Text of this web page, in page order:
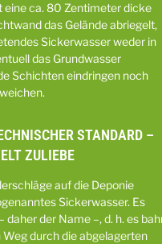
eine ca. 80 Zentimeter dicke
das Gelände abriegelt,
Sickerwasser weder in
das Grundwasser
Schichten eindringen noch
STANDARD –
ZULIEBE
auf die Deponie
Sickerwasser. Es
daher der Name –, d. h. es
Weg durch die abgelagerten